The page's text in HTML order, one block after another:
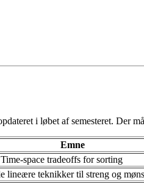
i løbet af semesteret. Der
Emne
space tradeoffs for sorting
lineære teknikker til streng og